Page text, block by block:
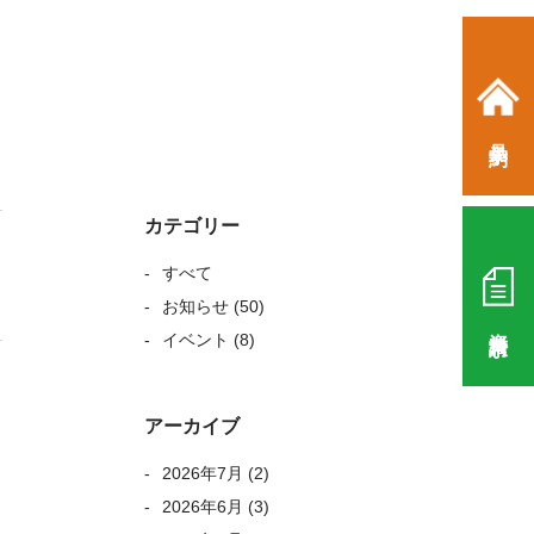
カテゴリー
すべて
お知らせ(50)
イベント (8)
アーカイブ
2026年7月 (2)
2026年6月 (3)